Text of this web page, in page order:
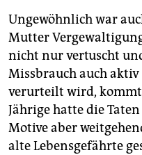
Ungewöhnlich war
Mutter
nicht nur vertuscht
Missbrauch auch
verurteilt wird, kommt
Jährige hatte die
Motive aber
alte Lebensgefährte